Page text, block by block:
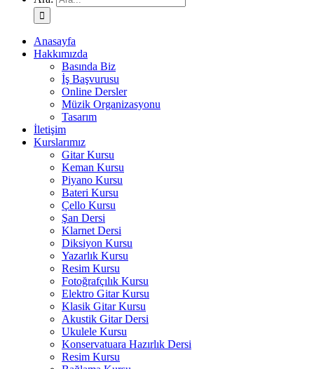
Anasayfa
Hakkımızda
Basında Biz
İş Başvurusu
Online Dersler
Müzik Organizasyonu
Tasarım
İletişim
Kurslarımız
Gitar Kursu
Keman Kursu
Piyano Kursu
Bateri Kursu
Çello Kursu
Şan Dersi
Klarnet Dersi
Diksiyon Kursu
Yazarlık Kursu
Resim Kursu
Fotoğrafçılık Kursu
Elektro Gitar Kursu
Klasik Gitar Kursu
Akustik Gitar Dersi
Ukulele Kursu
Konservatuara Hazırlık Dersi
Resim Kursu